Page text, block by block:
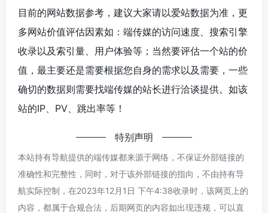
目前的网站数据参考，建议大家请以爱站数据为准，更
多网站价值评估因素如：端传媒的访问速度、搜索引擎
收录以及索引量、用户体验等；当然要评估一个站的价
值，最主要还是需要根据您自身的需求以及需要，一些
确切的数据则需要找端传媒的站长进行洽谈提供。如该
站的IP、PV、跳出率等！
特别声明
本站持有导航提供的端传媒都来源于网络，不保证外部链接的
准确性和完整性，同时，对于该外部链接的指向，不由持有导
航实际控制，在2023年12月1日 下午4:38收录时，该网页上的
内容，都属于合规合法，后期网页的内容如出现违规，可以直